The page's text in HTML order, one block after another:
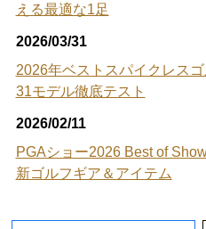
える最適な1足
2026/03/31
2026年ベストスパイクレス
31モデル徹底テスト
2026/02/11
PGAショー2026 Best of
新ゴルフギア＆アイテム